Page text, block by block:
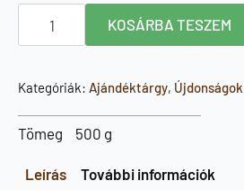
Üvegkancsó
citrommal
mintával)
KOSÁRBA TESZEM
Kategóriák: Ajándéktárgy, Újdonságok
Tömeg 500 g
Leírás További információk